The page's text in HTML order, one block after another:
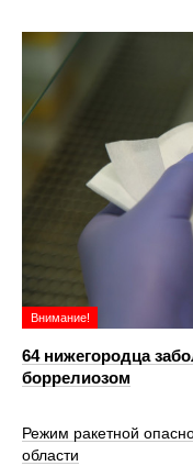
Внимание!
64 нижегородца
боррелиозом
Режим ракетной
области